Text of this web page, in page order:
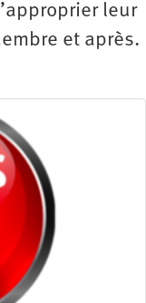
leur
et après.